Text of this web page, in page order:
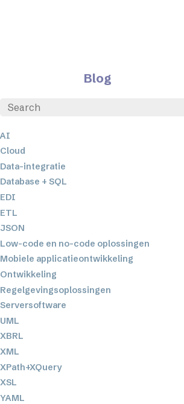
Blog
AI
Cloud
Data-integratie
Database + SQL
EDI
ETL
JSON
Low-code en no-code oplossingen
Mobiele applicatieontwikkeling
Ontwikkeling
Regelgevingsoplossingen
Serversoftware
UML
XBRL
XML
XPath+XQuery
XSL
YAML